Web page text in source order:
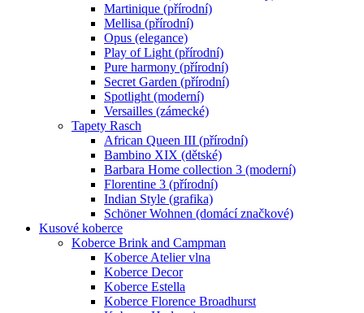
Martinique (přírodní)
Mellisa (přírodní)
Opus (elegance)
Play of Light (přírodní)
Pure harmony (přírodní)
Secret Garden (přírodní)
Spotlight (moderní)
Versailles (zámecké)
Tapety Rasch
African Queen III (přírodní)
Bambino XIX (dětské)
Barbara Home collection 3 (moderní)
Florentine 3 (přírodní)
Indian Style (grafika)
Schöner Wohnen (domácí značkové)
Kusové koberce
Koberce Brink and Campman
Koberce Atelier vlna
Koberce Decor
Koberce Estella
Koberce Florence Broadhurst